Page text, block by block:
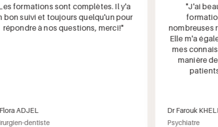
formations sont complètes. Il y'a
suivi et toujours quelqu'un pour
à nos questions, merci!"
ADJEL
dentiste
"J'ai
formation,
nombreuses
Elle m'a
mes
manière de
patients
Dr Farouk KHELFA
Psychiatre